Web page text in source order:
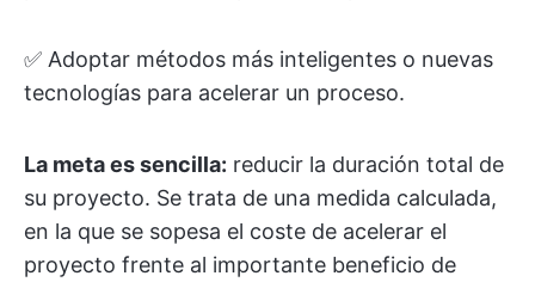
✅ Adoptar métodos más inteligentes o nuevas
tecnologías para acelerar un proceso.
La meta es sencilla: reducir la duración total de
su proyecto. Se trata de una medida calculada,
en la que se sopesa el coste de acelerar el
proyecto frente al importante beneficio de